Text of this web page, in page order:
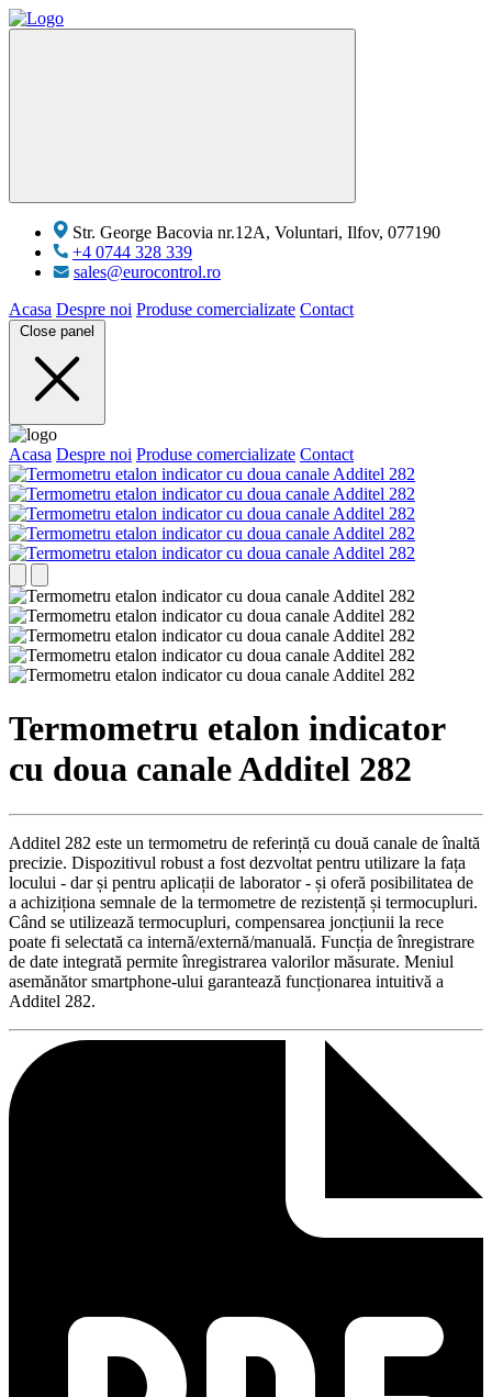
Str. George Bacovia nr.12A, Voluntari, Ilfov, 077190
+4 0744 328 339
sales@eurocontrol.ro
Acasa Despre noi Produse comercializate Contact
Close panel
Acasa Despre noi Produse comercializate Contact
Termometru etalon indicator
cu doua canale Additel 282
Additel 282 este un termometru de referință cu două canale de înaltă
precizie. Dispozitivul robust a fost dezvoltat pentru utilizare la fața
locului - dar și pentru aplicații de laborator - și oferă posibilitatea de
a achiziționa semnale de la termometre de rezistență și termocupluri.
Când se utilizează termocupluri, compensarea joncțiunii la rece
poate fi selectată ca internă/externă/manuală. Funcția de înregistrare
de date integrată permite înregistrarea valorilor măsurate. Meniul
asemănător smartphone-ului garantează funcționarea intuitivă a
Additel 282.